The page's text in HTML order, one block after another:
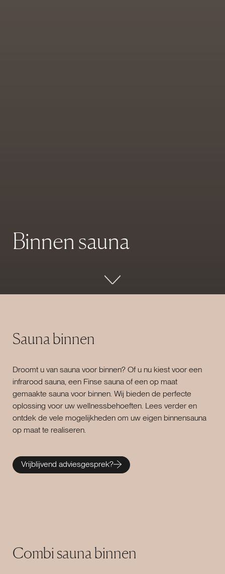
Binnen sauna
Sauna binnen
Droomt u van sauna voor binnen? Of u nu kiest voor een
infrarood sauna, een Finse sauna of een op maat
gemaakte sauna voor binnen. Wij bieden de perfecte
oplossing voor uw wellnessbehoeften. Lees verder en
ontdek de vele mogelijkheden om uw eigen binnensauna
op maat te realiseren.
Vrijblijvend adviesgesprek?
Combi sauna binnen